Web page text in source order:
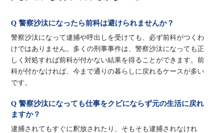
Q 警察沙汰になったら前科は避けられませんか？
警察沙汰になって逮捕や呼出しを受けても、必ず前科がつくわ
けではありません。多くの刑事事件は、警察沙汰になっても正
しく対処すれば前科が付かない結果を得ることができます。前
科が付かなければ、今まで通りの暮らしに戻れるケースが多い
です。
Q 警察沙汰になっても仕事をクビにならず元の生活に戻れ
ますか？
逮捕されてもすぐに釈放されたり、そもそも逮捕されなけれ